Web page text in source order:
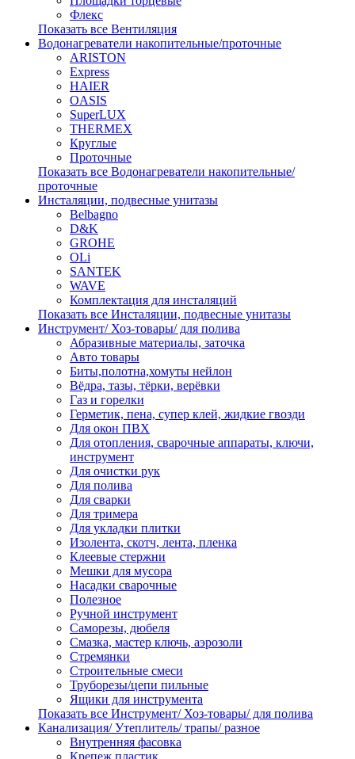
Флекс
Показать все Вентиляция
Водонагреватели накопительные/проточные
ARISTON
Express
HAIER
OASIS
SuperLUX
THERMEX
Круглые
Проточные
Показать все Водонагреватели накопительные/
проточные
Инсталяции, подвесные унитазы
Belbagno
D&K
GROHE
OLi
SANTEK
WAVE
Комплектация для инсталяций
Показать все Инсталяции, подвесные унитазы
Инструмент/ Хоз-товары/ для полива
Абразивные материалы, заточка
Авто товары
Биты,полотна,хомуты нейлон
Вёдра, тазы, тёрки, верёвки
Газ и горелки
Герметик, пена, супер клей, жидкие гвозди
Для окон ПВХ
Для отопления, сварочные аппараты, ключи,
инструмент
Для очистки рук
Для полива
Для сварки
Для тримера
Для укладки плитки
Изолента, скотч, лента, пленка
Клеевые стержни
Мешки для мусора
Насадки сварочные
Полезное
Ручной инструмент
Саморезы, дюбеля
Смазка, мастер ключь, аэрозоли
Стремянки
Строительные смеси
Труборезы/цепи пильные
Ящики для инструмента
Показать все Инструмент/ Хоз-товары/ для полива
Канализация/ Утеплитель/ трапы/ разное
Внутренняя фасовка
Крепеж пластик